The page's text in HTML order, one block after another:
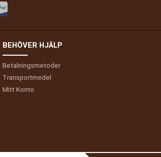
BEHÖVER HJÄLP
Betalningsmetoder
Transportmedel
MittKonto